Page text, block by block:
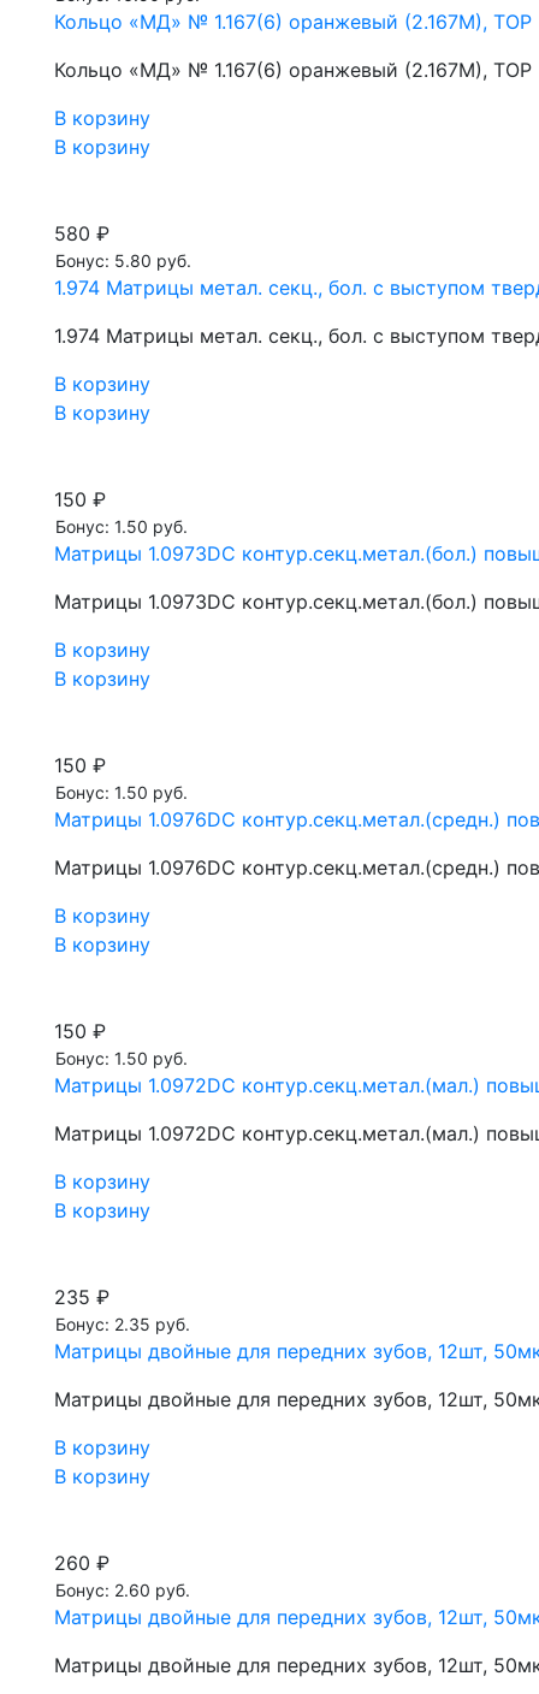
Кольцо «МД» № 1.167(6) оранжевый (2.167М),
Кольцо «МД» № 1.167(6) оранжевый (2.167М),
В корзину
В корзину
580 ₽
Бонус: 5.80 руб.
1.974 Матрицы метал. секц., бол. с выступом
1.974 Матрицы метал. секц., бол. с выступом
В корзину
В корзину
150 ₽
Бонус: 1.50 руб.
Матрицы 1.0973DC контур.секц.метал.(бол.)
Матрицы 1.0973DC контур.секц.метал.(бол.)
В корзину
В корзину
150 ₽
Бонус: 1.50 руб.
Матрицы 1.0976DC контур.секц.метал.(средн.)
Матрицы 1.0976DC контур.секц.метал.(средн.)
В корзину
В корзину
150 ₽
Бонус: 1.50 руб.
Матрицы 1.0972DC контур.секц.метал.(мал.)
Матрицы 1.0972DC контур.секц.метал.(мал.)
В корзину
В корзину
235 ₽
Бонус: 2.35 руб.
Матрицы двойные для передних зубов, 12шт,
Матрицы двойные для передних зубов, 12шт,
В корзину
В корзину
260 ₽
Бонус: 2.60 руб.
Матрицы двойные для передних зубов, 12шт,
Матрицы двойные для передних зубов, 12шт,